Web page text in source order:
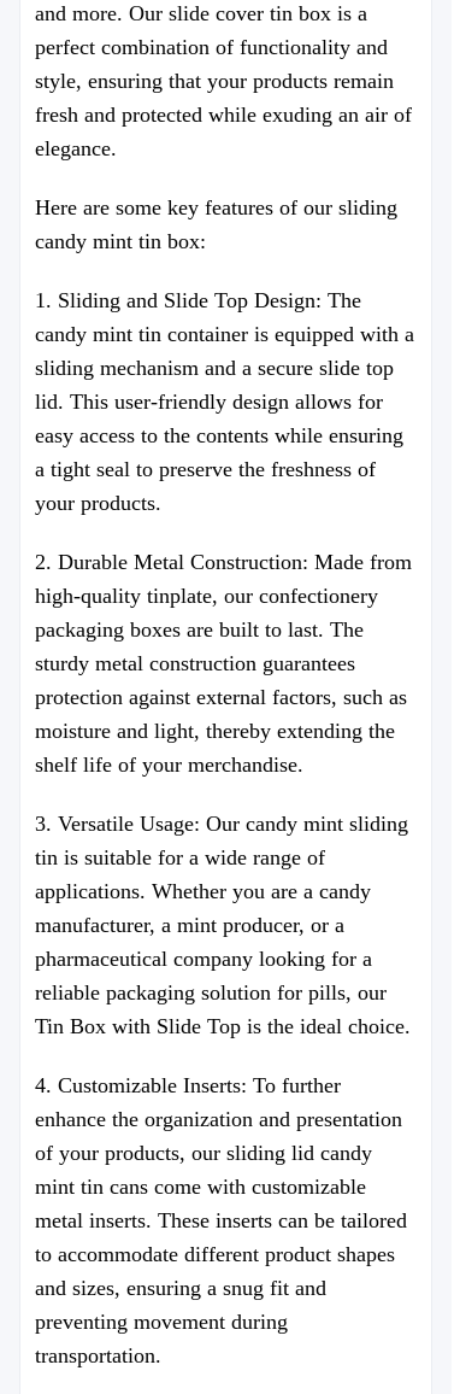
and more. Our slide cover tin box is a
perfect combination of functionality and
style, ensuring that your products remain
fresh and protected while exuding an air of
elegance.
Here are some key features of our sliding
candy mint tin box:
1. Sliding and Slide Top Design: The
candy mint tin container is equipped with a
sliding mechanism and a secure slide top
lid. This user-friendly design allows for
easy access to the contents while ensuring
a tight seal to preserve the freshness of
your products.
2. Durable Metal Construction: Made from
high-quality tinplate, our confectionery
packaging boxes are built to last. The
sturdy metal construction guarantees
protection against external factors, such as
moisture and light, thereby extending the
shelf life of your merchandise.
3. Versatile Usage: Our candy mint sliding
tin is suitable for a wide range of
applications. Whether you are a candy
manufacturer, a mint producer, or a
pharmaceutical company looking for a
reliable packaging solution for pills, our
Tin Box with Slide Top is the ideal choice.
4. Customizable Inserts: To further
enhance the organization and presentation
of your products, our sliding lid candy
mint tin cans come with customizable
metal inserts. These inserts can be tailored
to accommodate different product shapes
and sizes, ensuring a snug fit and
preventing movement during
transportation.